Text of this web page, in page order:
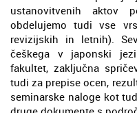
ustanovitvenih aktov
obdelujemo tudi vse
revizijskih in letnih).
češkega v japonski
fakultet, zaključna
tudi za prepise ocen,
seminarske naloge kot